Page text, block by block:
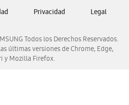
Venezuela
Todos los Derechos Reservados.
últimas versiones de Chrome, Edge,
y Mozilla Firefox.
Privacidad Legal